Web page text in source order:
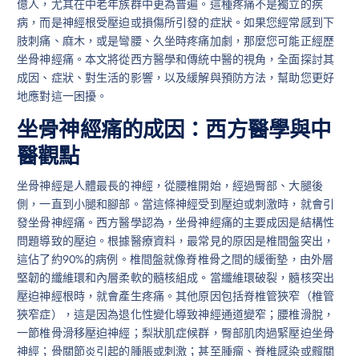
億人，尤其在中老年族群中更為普遍。這種疼痛不是獨立的疾
病，而是神經根受壓迫或損傷所引發的症狀。如果您經常感到下
肢刺痛、麻木，或是彎腰、久坐時疼痛加劇，那麼您可能正經歷
坐骨神經痛。本文將從西方醫學和傳統中醫的視角，全面探討其
成因、症狀、對生活的影響，以及緩解與預防方法，幫助您更好
地應對這一困擾。
坐骨神經痛的成因：西方醫學與中
醫觀點
坐骨神經是人體最長的神經，從腰椎開始，經過臀部、大腿後
側，一直到小腿和腳部。當這條神經受到壓迫或刺激時，就會引
發坐骨神經痛。西方醫學認為，坐骨神經痛的主要成因是結構性
問題導致的壓迫。根據醫療資料，最常見的原因是椎間盤突出，
這佔了約90%的病例。椎間盤就像脊椎骨之間的緩衝墊，由外層
堅韌的纖維環和內層柔軟的髓核組成。當纖維環破裂，髓核突出
壓迫神經根時，就會產生疼痛。其他原因包括脊椎管狹窄（椎管
狹窄症），這是因為退化性變化導致神經通道變窄；腰椎滑脫，
一節椎骨滑移壓迫神經；梨狀肌症候群，臀部肌肉過緊壓迫坐骨
神經；骨關節炎引起的腫脹或刺激；甚至腫瘤、脊椎感染或髖關